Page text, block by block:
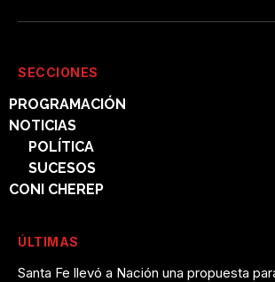
SECCIONES
PROGRAMACIÓN
NOTICIAS
POLÍTICA
SUCESOS
CONI CHEREP
ÚLTIMAS
Santa Fe llevó a Nación una propuesta